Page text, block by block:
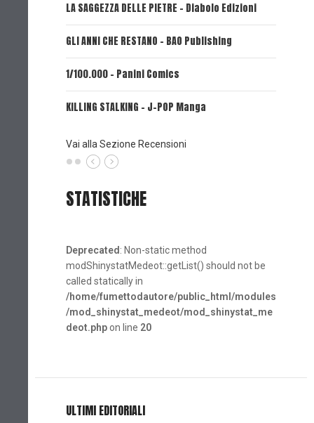
LA SAGGEZZA DELLE PIETRE - Diabolo Edizioni
GLI ANNI CHE RESTANO - BAO Publishing
1/100.000 - Panini Comics
KILLING STALKING - J-POP Manga
Vai alla Sezione Recensioni
STATISTICHE
Deprecated : Non-static method
modShinystatMedeot::getList() should not be
called statically in
/home/fumettodautore/public_html/modules
/mod_shinystat_medeot/mod_shinystat_me
deot.phpon line 20
ULTIMI EDITORIALI